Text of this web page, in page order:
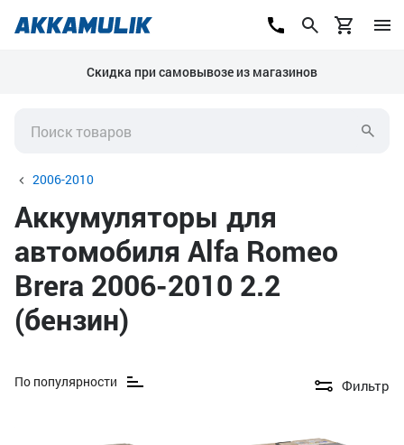
Скидка при самовывозе из магазинов
2006-2010
Аккумуляторы для
автомобиля Alfa Romeo
Brera 2006-2010 2.2
(бензин)
По популярности Фильтр